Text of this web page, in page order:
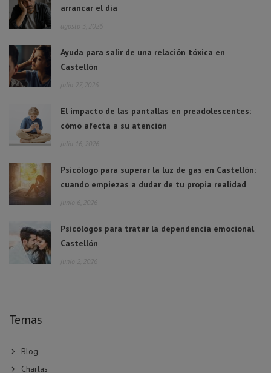
arrancar el día
agosto 3, 2026
Ayuda para salir de una relación tóxica en
Castellón
julio 27, 2026
El impacto de las pantallas en preadolescentes:
cómo afecta a su atención
julio 16, 2026
Psicólogo para superar la luz de gas en Castellón:
cuando empiezas a dudar de tu propia realidad
junio 6, 2026
Psicólogos para tratar la dependencia emocional
Castellón
junio 2, 2026
Temas
Blog
Charlas